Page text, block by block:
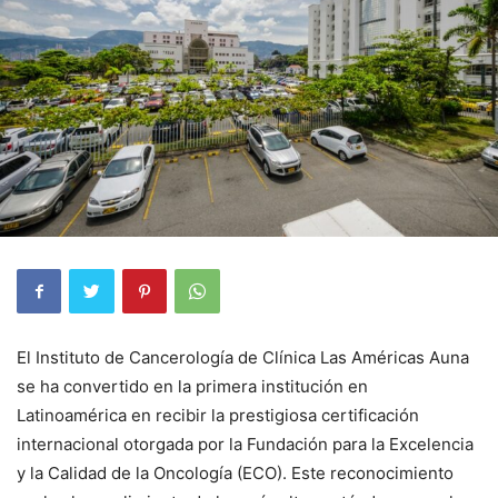
El Instituto de Cancerología de Clínica Las Américas Auna
se ha convertido en la primera institución en
Latinoamérica en recibir la prestigiosa certificación
internacional otorgada por la Fundación para la Excelencia
y la Calidad de la Oncología (ECO). Este reconocimiento